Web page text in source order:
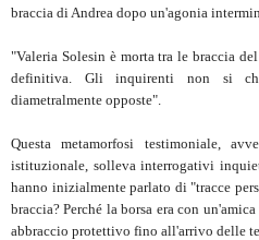
braccia di Andrea dopo un'agonia
"Valeria Solesin è morta tra le braccia
definitiva. Gli inquirenti non si
diametralmente opposte".
Questa metamorfosi testimoniale,
istituzionale, solleva interrogativi
hanno inizialmente parlato di "tracce
braccia? Perché la borsa era con
abbraccio protettivo fino all'arrivo delle